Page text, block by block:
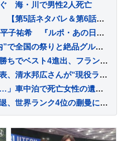
海・川で男性2人死亡
松村北斗主演『告白』 【第5話ネタバレ＆第6話あらすじ】解禁！ 「新場面写真7点」も！！
古舘佑太郎×山下幸輝×平子祐希 『ルポ・あの日の真実』#5 古舘「気づけば熱く語っていました」
涼しく快適な“完全室内”で全国の祭りと絶品グルメを堪能！ 「MATSURI JAPAN 2026」
張本智和がストレート勝ちでベスト4進出、フランスの強豪を圧倒、大会連覇まであと2つ【WTTチャンピオンズ横浜】
バレーボール元日本代表、清水邦広さんが“現役ラストプレー”「疲れたわ～選手ってすごい」引退記念試合で豪華メンバーも集結
「ガソリン届けようと…」車中泊で死亡女性の遺族が胸中語る 熊本地震“見えづらい避難者”どう支えるか “要配慮者”避難の現状 子どもの心ケアする医師も【報道特集】
早田ひなは準々決勝敗退、世界ランク4位の蒯曼に屈す 卓球王国・中国の高い壁を越えられず【WTTチャンピオンズ横浜】